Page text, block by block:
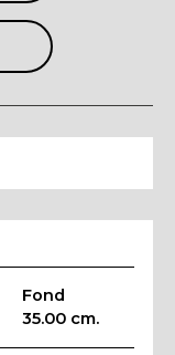
Fond
35.00 cm.